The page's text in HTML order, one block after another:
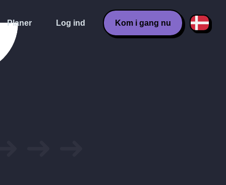
Planer Log ind Kom i gang nu